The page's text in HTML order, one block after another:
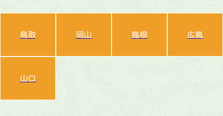
鳥取 岡山 島根 広島
山口